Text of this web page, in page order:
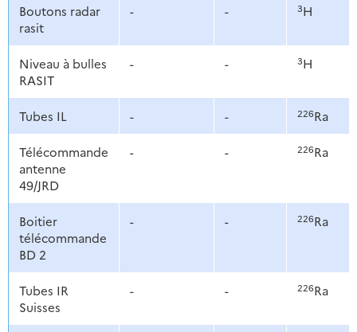
Boutons radar
rasit
- - 3H
Niveau à bulles
RASIT
- - 3H
Tubes IL - - 226Ra
Télécommande
antenne
49/JRD
- - 226Ra
Boitier
télécommande
BD 2
- - 226Ra
Tubes IR
Suisses
- - 226Ra